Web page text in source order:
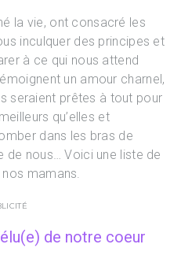
la vie, ont consacré les
inculquer des principes et
à ce qui nous attend
un amour charnel,
seraient prêtes à tout pour
qu’elles et
dans les bras de
de nous… Voici une liste de
mamans.
de notre coeur